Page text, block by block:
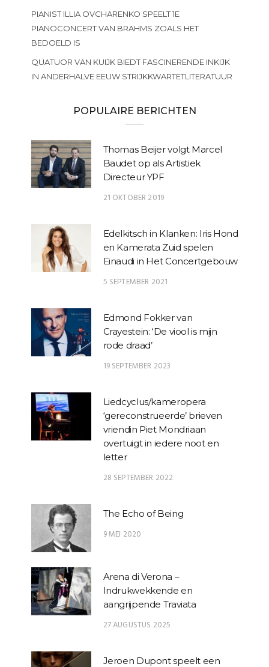
PIANIST ILLIA OVCHARENKO SPEELT 1E
PIANOCONCERT VAN BRAHMS ZOALS HET
BEDOELD IS
QUATUOR VAN KUIJK BIEDT FASCINERENDE INKIJK
IN ANDERHALVE EEUW STRIJKKWARTETLITERATUUR
POPULAIRE BERICHTEN
Thomas Beijer volgt Marcel
Baudet op als Artistiek
Directeur YPF
21 OKTOBER 2019
Edelkitsch in Klanken: Iris Hond
en Kamerata Zuid spelen
Einaudi in Het Concertgebouw
5 SEPTEMBER 2021
Edmond Fokker van
Crayestein: ‘De viool is mijn
rode draad’
19 SEPTEMBER 2023
Liedcyclus/kameropera
‘gereconstrueerde’ brieven
vriendin Piet Mondriaan
overtuigt in iedere noot en
letter
28 SEPTEMBER 2022
The Echo of Being
9 MEI 2020
Arena di Verona –
Indrukwekkende en
aangrijpende Traviata
27 AUGUSTUS 2025
Jeroen Dupont speelt een